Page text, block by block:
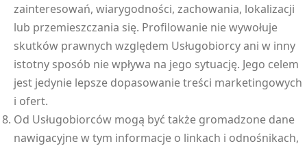
zainteresowań, wiarygodności, zachowania, lokalizacji
lub przemieszczania się. Profilowanie nie wywołuje
skutków prawnych względem Usługobiorcy ani w inny
istotny sposób nie wpływa na jego sytuację. Jego celem
jest jedynie lepsze dopasowanie treści marketingowych
i ofert.
Od Usługobiorców mogą być także gromadzone dane
nawigacyjne w tym informacje o linkach i odnośnikach,